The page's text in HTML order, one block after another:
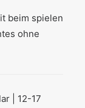
beim spielen
ohne
| 12-17